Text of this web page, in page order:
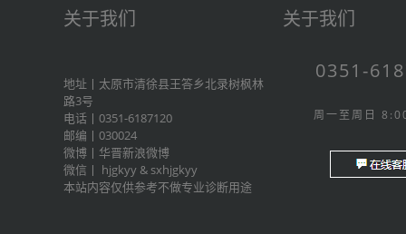
关于我们
地址丨太原市清徐县王答乡北录树枫林
路3号
电话丨0351-6187120
邮编丨030024
微博丨 华晋新浪微博
微信丨 hjgkyy & sxhjgkyy
本站内容仅供参考不做专业诊断用途
关于我们
0351-
周一至周日